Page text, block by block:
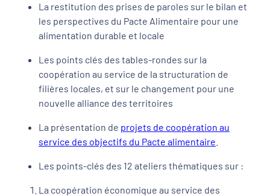
La restitution des prises de paroles sur le bilan et
les perspectives du Pacte Alimentaire pour une
alimentation durable et locale
Les points clés des tables-rondes sur la
coopération au service de la structuration de
filières locales, et sur le changement pour une
nouvelle alliance des territoires
La présentation de projets de coopération au
service des objectifs du Pacte alimentaire
Les points-clés des 12 ateliers thématiques sur :
La coopération économique au service des